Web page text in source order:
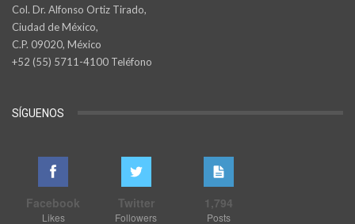
Col. Dr. Alfonso Ortiz Tirado,
Ciudad de México,
C.P. 09020, México
+52 (55) 5711-4100 Teléfono
SÍGUENOS
Facebook
Likes
Twitter
Followers
1,794
Posts